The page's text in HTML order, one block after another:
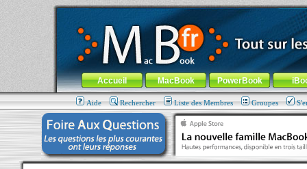
MacBook-fr.com : 100% Apple... 100% nomade !
Aller au contenu-Aller au menu général-Aller au menu de
Menu général
Accueil MacBook PowerBook
Aide Rechercher Liste des Membres Groupes